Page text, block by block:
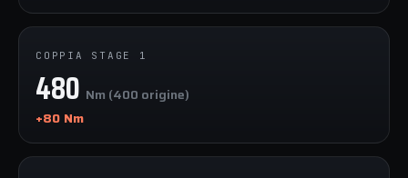
COPPIA STAGE 1
480 Nm (400 origine)
+80 Nm